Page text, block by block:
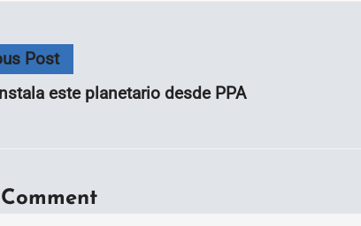
Post
este planetario desde PPA